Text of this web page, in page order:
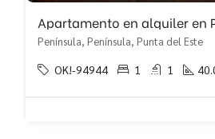
Apartamento en alquiler en
Península, Península, Punta del Este
OK!-94944 1 1